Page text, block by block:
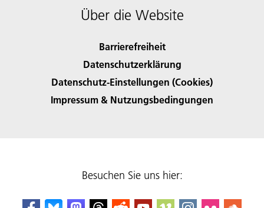
Über die Website
Barrierefreiheit
Datenschutzerklärung
Datenschutz-Einstellungen (Cookies)
Impressum & Nutzungsbedingungen
Besuchen Sie uns hier: